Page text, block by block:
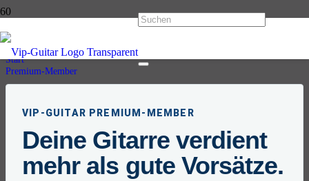
Premium-Member
Start
Premium-Member
VIP-GUITAR PREMIUM-MEMBER
Deine Gitarre verdient
mehr als gute Vorsätze.